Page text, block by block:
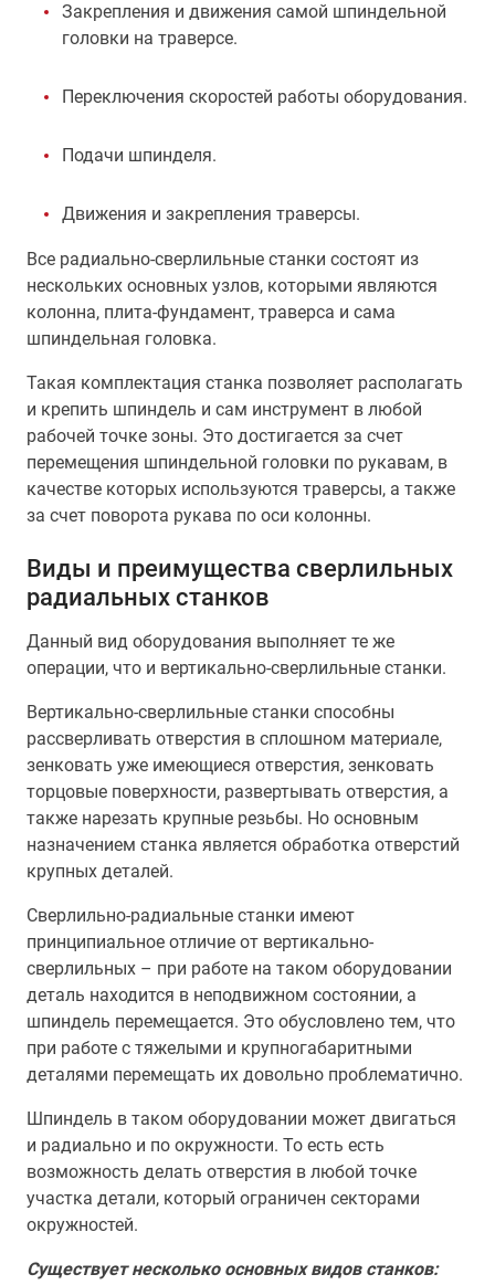
Закрепления и движения самой шпиндельной
головки на траверсе.
Переключения скоростей работы оборудования.
Подачи шпинделя.
Движения и закрепления траверсы.
Все радиально-сверлильные станки состоят из
нескольких основных узлов, которыми являются
колонна, плита-фундамент, траверса и сама
шпиндельная головка.
Такая комплектация станка позволяет располагать
и крепить шпиндель и сам инструмент в любой
рабочей точке зоны. Это достигается за счет
перемещения шпиндельной головки по рукавам, в
качестве которых используются траверсы, а также
за счет поворота рукава по оси колонны.
Виды и преимущества сверлильных
радиальных станков
Данный вид оборудования выполняет те же
операции, что и вертикально-сверлильные станки.
Вертикально-сверлильные станки способны
рассверливать отверстия в сплошном материале,
зенковать уже имеющиеся отверстия, зенковать
торцовые поверхности, развертывать отверстия, а
также нарезать крупные резьбы. Но основным
назначением станка является обработка отверстий
крупных деталей.
Сверлильно-радиальные станки имеют
принципиальное отличие от вертикально-
сверлильных – при работе на таком оборудовании
деталь находится в неподвижном состоянии, а
шпиндель перемещается. Это обусловлено тем, что
при работе с тяжелыми и крупногабаритными
деталями перемещать их довольно проблематично.
Шпиндель в таком оборудовании может двигаться
и радиально и по окружности. То есть есть
возможность делать отверстия в любой точке
участка детали, который ограничен секторами
окружностей.
Существует несколько основных видов станков: